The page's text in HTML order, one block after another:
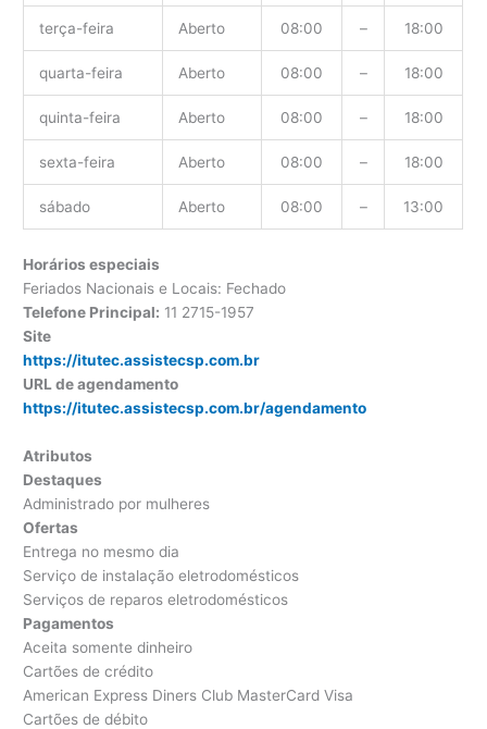
terça-feira Aberto 08:00 – 18:00
quarta-feira Aberto 08:00 – 18:00
quinta-feira Aberto 08:00 – 18:00
sexta-feira Aberto 08:00 – 18:00
sábado Aberto 08:00 – 13:00
Horários especiais
Feriados Nacionais e Locais: Fechado
Telefone Principal: 11 2715-1957
Site
https://itutec.assistecsp.com.br
URL de agendamento
https://itutec.assistecsp.com.br/agendamento
Atributos
Destaques
Administrado por mulheres
Ofertas
Entrega no mesmo dia
Serviço de instalação eletrodomésticos
Serviços de reparos eletrodomésticos
Pagamentos
Aceita somente dinheiro
Cartões de crédito
American Express Diners Club MasterCard Visa
Cartões de débito